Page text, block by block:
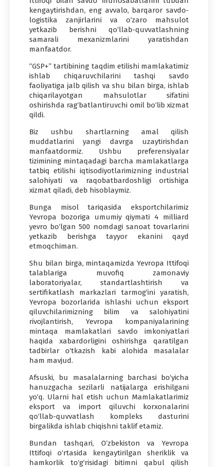
kengaytirishdan, eng avvalo, barqaror savdo-
logistika zanjirlarini va o‘zaro mahsulot
yetkazib berishni qo‘llab-quvvatlashning
samarali mexanizmlarini yaratishdan
manfaatdor.
“GSP+” tartibining taqdim etilishi mamlakatimiz
ishlab chiqaruvchilarini tashqi savdo
faoliyatiga jalb qilish va shu bilan birga, ishlab
chiqarilayotgan mahsulotlar sifatini
oshirishda rag‘batlantiruvchi omil bo‘lib xizmat
qildi.
Biz ushbu shartlarning amal qilish
muddatlarini yangi davrga uzaytirishdan
manfaatdormiz. Ushbu preferensiyalar
tizimining mintaqadagi barcha mamlakatlarga
tatbiq etilishi iqtisodiyotlarimizning industrial
salohiyati va raqobatbardoshligi ortishiga
xizmat qiladi, deb hisoblaymiz.
Bunga misol tariqasida eksportchilarimiz
Yevropa bozoriga umumiy qiymati 4 milliard
yevro bo‘lgan 500 nomdagi sanoat tovarlarini
yetkazib berishga tayyor ekanini qayd
etmoqchiman.
Shu bilan birga, mintaqamizda Yevropa Ittifoqi
talablariga muvofiq zamonaviy
laboratoriyalar, standartlashtirish va
sertifikatlash markazlari tarmog‘ini yaratish,
Yevropa bozorlarida ishlashi uchun eksport
qiluvchilarimizning bilim va salohiyatini
rivojlantirish, Yevropa kompaniyalarining
mintaqa mamlakatlari savdo imkoniyatlari
haqida xabardorligini oshirishga qaratilgan
tadbirlar o‘tkazish kabi alohida masalalar
ham mavjud.
Afsuski, bu masalalarning barchasi bo‘yicha
hanuzgacha sezilarli natijalarga erishilgani
yo‘q. Ularni hal etish uchun Mamlakatlarimiz
eksport va import qiluvchi korxonalarini
qo‘llab-quvvatlash kompleks dasturini
birgalikda ishlab chiqishni taklif etamiz.
Bundan tashqari, O‘zbekiston va Yevropa
Ittifoqi o‘rtasida kengaytirilgan sheriklik va
hamkorlik to‘g‘risidagi bitimni qabul qilish